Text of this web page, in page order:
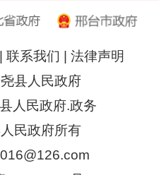
联系我们
法律声明
县人民政府
人民政府.政务
民政府所有